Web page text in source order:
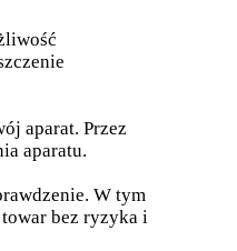
aparat. Przez
aparatu.
W tym
bez ryzyka i